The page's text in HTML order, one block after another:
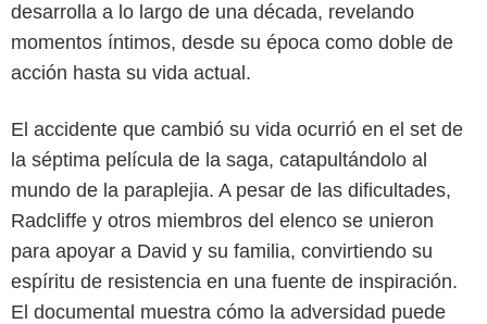
desarrolla a lo largo de una década, revelando
momentos íntimos, desde su época como doble de
acción hasta su vida actual.
El accidente que cambió su vida ocurrió en el set de
la séptima película de la saga, catapultándolo al
mundo de la paraplejia. A pesar de las dificultades,
Radcliffe y otros miembros del elenco se unieron
para apoyar a David y su familia, convirtiendo su
espíritu de resistencia en una fuente de inspiración.
El documental muestra cómo la adversidad puede